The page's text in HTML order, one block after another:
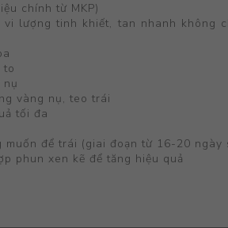
chính từ MKP)
lượng tinh khiết, tan nhanh không
to
vàng nụ, teo trái
tối đa
để trái (giai đoạn từ 16-20 ngày
phun xen kẽ để tăng hiệu quả